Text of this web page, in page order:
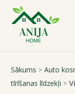
Sākums >Auto
tīrīšanas līdzekļi >